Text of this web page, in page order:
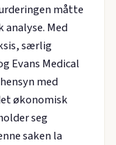
måtte
analyse. Med
særlig
Evans Medical
med
økonomisk
seg
saken la